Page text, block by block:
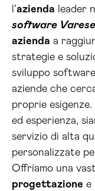
l’azienda leader
software Varese
azienda a
strategie e
sviluppo
aziende che
proprie
ed esperienza,
servizio di alta
personalizzate
Offriamo una
progettazione e